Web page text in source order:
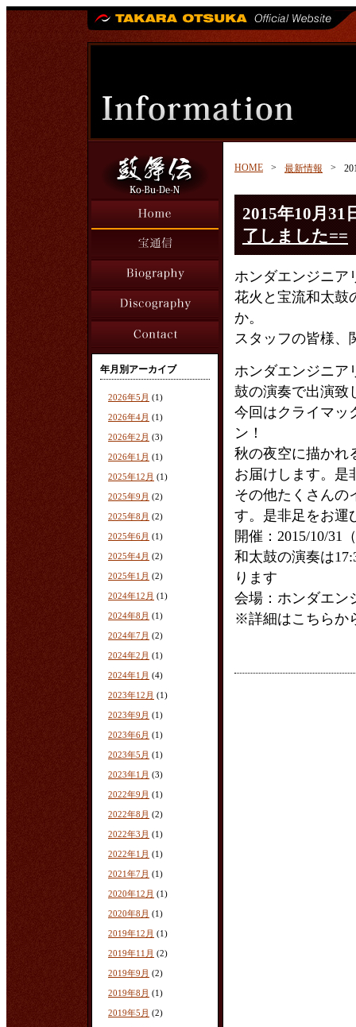
年月別アーカイブ
2026年5月 (1)
2026年4月 (1)
2026年2月 (3)
2026年1月 (1)
2025年12月 (1)
2025年9月 (2)
2025年8月 (2)
2025年6月 (1)
2025年4月 (2)
2025年1月 (2)
2024年12月 (1)
2024年8月 (1)
2024年7月 (2)
2024年2月 (1)
2024年1月 (4)
2023年12月 (1)
2023年9月 (1)
2023年6月 (1)
2023年5月 (1)
2023年1月 (3)
2022年9月 (1)
2022年8月 (2)
2022年3月 (1)
2022年1月 (1)
2021年7月 (1)
2020年12月 (1)
2020年8月 (1)
2019年12月 (1)
2019年11月 (2)
2019年9月 (2)
2019年8月 (1)
2019年5月 (2)
HOME > 最新情報 >
2015年10月31
了しました==
ホンダエンジニア
花火と宝流和太鼓
か。
スタッフの皆様
ホンダエンジニア
鼓の演奏で出演致
今回はクライマッ
ン！
秋の夜空に描かれ
お届けします。是
その他たくさんの
す。是非足をお運
開催：2015/10/31
和太鼓の演奏は
ります
会場：ホンダエ
※詳細はこちらか